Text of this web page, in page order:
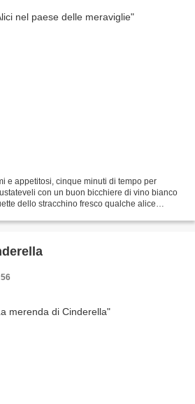
e appetitosi, cinque minuti di tempo per
con un buon bicchiere di vino bianco
dello stracchino fresco qualche alice